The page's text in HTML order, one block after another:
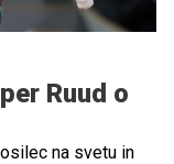
Ruud o
na svetu in